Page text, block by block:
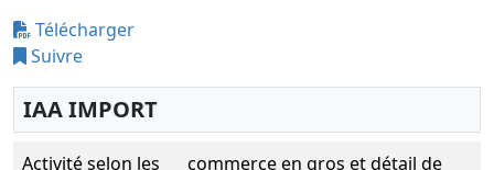
Télécharger
Suivre
IAA IMPORT
Activité selon les
commerce en gros et détail de